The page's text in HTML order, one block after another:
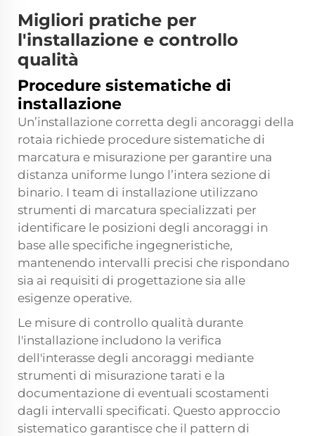
Migliori pratiche per
l'installazione e controllo
qualità
Procedure sistematiche di
installazione
Un’installazione corretta degli ancoraggi della
rotaia richiede procedure sistematiche di
marcatura e misurazione per garantire una
distanza uniforme lungo l’intera sezione di
binario. I team di installazione utilizzano
strumenti di marcatura specializzati per
identificare le posizioni degli ancoraggi in
base alle specifiche ingegneristiche,
mantenendo intervalli precisi che rispondano
sia ai requisiti di progettazione sia alle
esigenze operative.
Le misure di controllo qualità durante
l'installazione includono la verifica
dell'interasse degli ancoraggi mediante
strumenti di misurazione tarati e la
documentazione di eventuali scostamenti
dagli intervalli specificati. Questo approccio
sistematico garantisce che il pattern di